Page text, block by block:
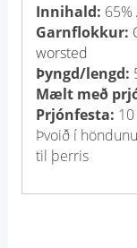
Innihald: 65%
Garnflokkur:
worsted
Þyngd/lengd:
Mælt með
Prjónfesta:
Þvoið í
til þerris